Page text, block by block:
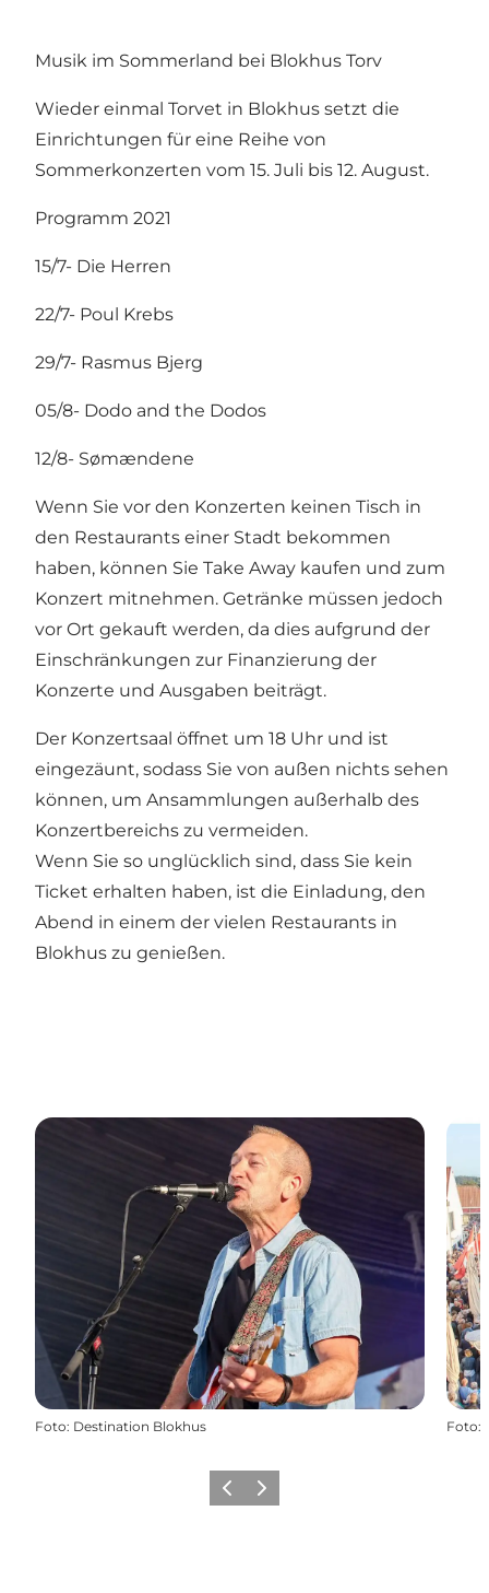
Musik im Sommerland bei Blokhus Torv
Wieder einmal Torvet in Blokhus setzt die
Einrichtungen für eine Reihe von
Sommerkonzerten vom 15. Juli bis 12. August.
Programm 2021
15/7- Die Herren
22/7- Poul Krebs
29/7- Rasmus Bjerg
05/8- Dodo and the Dodos
12/8- Sømændene
Wenn Sie vor den Konzerten keinen Tisch in
den Restaurants einer Stadt bekommen
haben, können Sie Take Away kaufen und zum
Konzert mitnehmen. Getränke müssen jedoch
vor Ort gekauft werden, da dies aufgrund der
Einschränkungen zur Finanzierung der
Konzerte und Ausgaben beiträgt.
Der Konzertsaal öffnet um 18 Uhr und ist
eingezäunt, sodass Sie von außen nichts sehen
können, um Ansammlungen außerhalb des
Konzertbereichs zu vermeiden.
Wenn Sie so unglücklich sind, dass Sie kein
Ticket erhalten haben, ist die Einladung, den
Abend in einem der vielen Restaurants in
Blokhus zu genießen.
Foto: Destination Blokhus Foto:
ZurückWeiter